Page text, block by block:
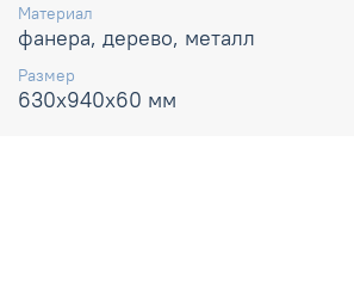
Материал
фанера, дерево, металл
Размер
630х940х60 мм